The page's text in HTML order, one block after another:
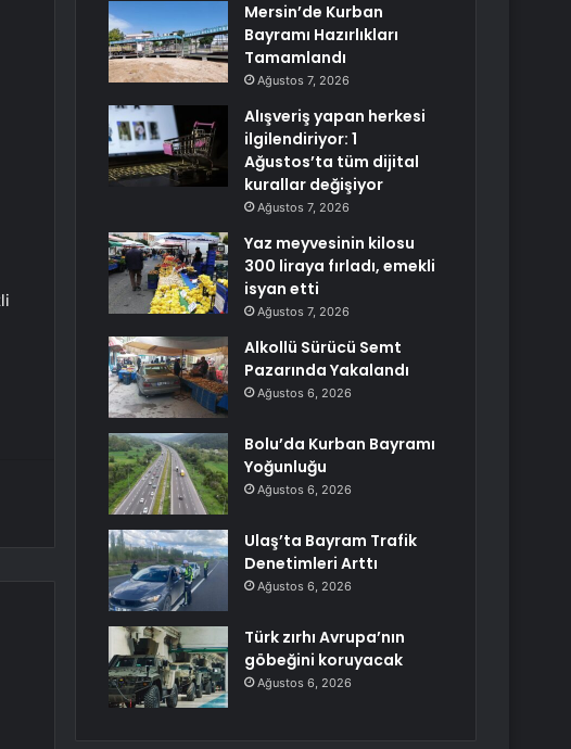
Mersin’de Kurban
Bayramı Hazırlıkları
Tamamlandı
Ağustos 7, 2026
Alışveriş yapan herkesi
ilgilendiriyor: 1
Ağustos’ta tüm dijital
kurallar değişiyor
Ağustos 7, 2026
Yaz meyvesinin kilosu
300 liraya fırladı, emekli
isyan etti
Ağustos 7, 2026
Alkollü Sürücü Semt
Pazarında Yakalandı
Ağustos 6, 2026
Bolu’da Kurban Bayramı
Yoğunluğu
Ağustos 6, 2026
Ulaş’ta Bayram Trafik
Denetimleri Arttı
Ağustos 6, 2026
Türk zırhı Avrupa’nın
göbeğini koruyacak
Ağustos 6, 2026